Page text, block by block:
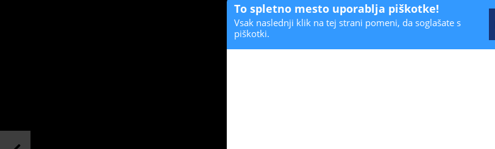
To spletno mesto uporablja piškotke!
Vsak naslednji klik na tej strani pomeni, da soglašate s
piškotki.